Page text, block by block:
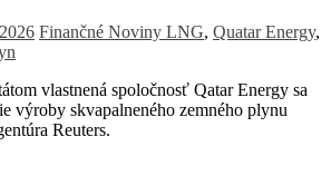
Finančné Noviny LNG, Quatar Energy,
vlastnená spoločnosť Qatar Energy sa
výroby skvapalneného zemného plynu
Reuters.